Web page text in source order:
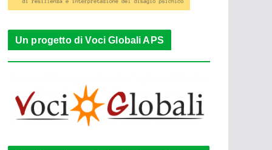
Un progetto di Voci Globali APS